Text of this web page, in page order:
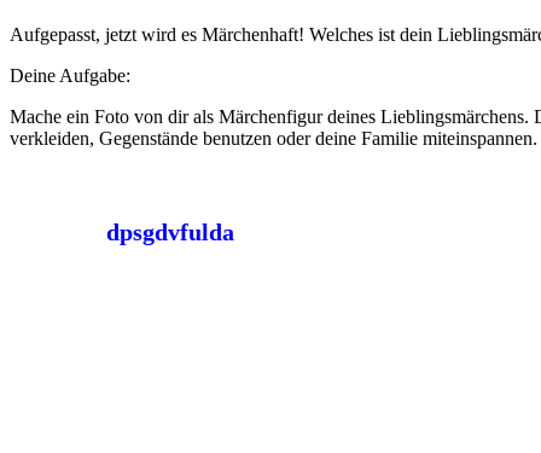
Aufgepasst, jetzt wird es Märchenhaft! Welches ist dein
Deine Aufgabe:
Mache ein Foto von dir als Märchenfigur deines Lieblingsmärchens.
verkleiden, Gegenstände benutzen oder deine Familie
dpsgdvfulda